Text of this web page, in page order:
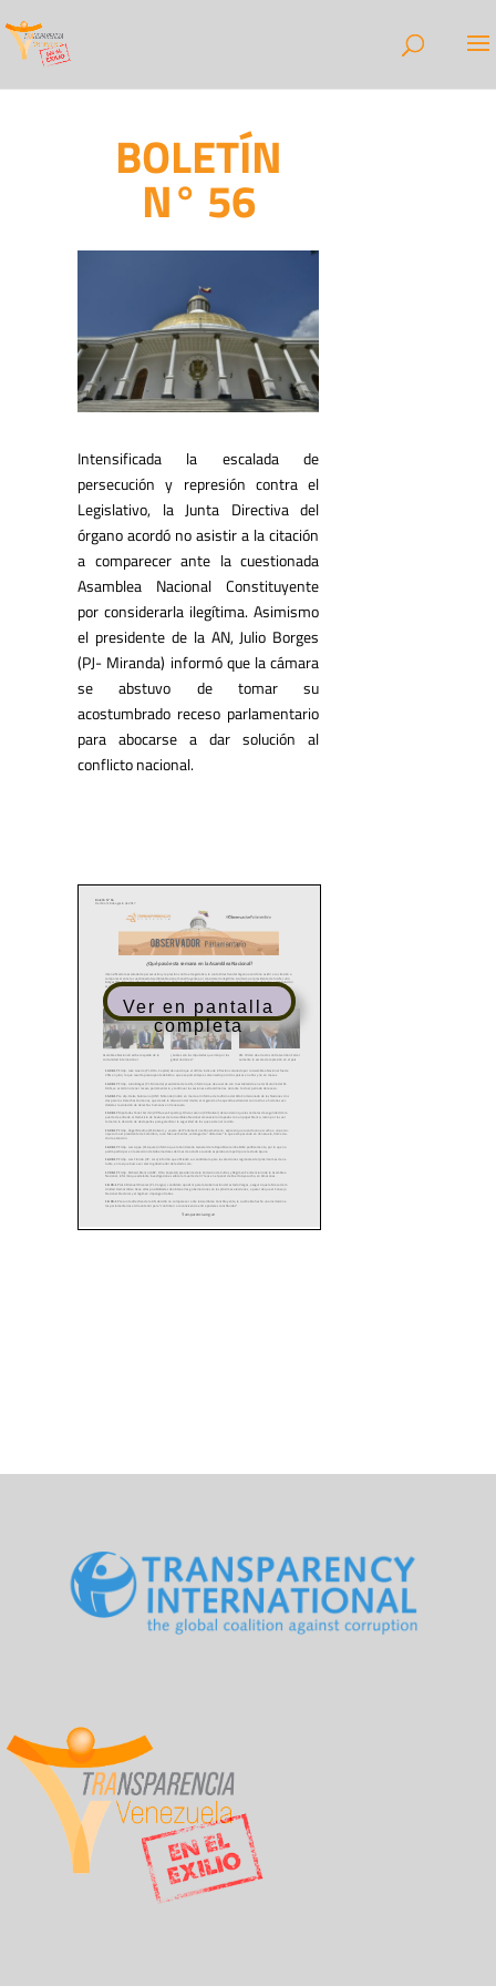
BOLETÍN
N° 56
Intensificada la escalada de
persecución y represión contra el
Legislativo, la Junta Directiva del
órgano acordó no asistir a la citación
a comparecer ante la cuestionada
Asamblea Nacional Constituyente
por considerarla ilegítima. Asimismo
el presidente de la AN, Julio Borges
(PJ- Miranda) informó que la cámara
se abstuvo de tomar su
acostumbrado receso parlamentario
para abocarse a dar solución al
conflicto nacional.
Ver en pantalla
completa